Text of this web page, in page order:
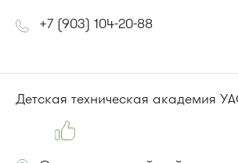
+7 (903) 104-20-88
Детская техническая академия